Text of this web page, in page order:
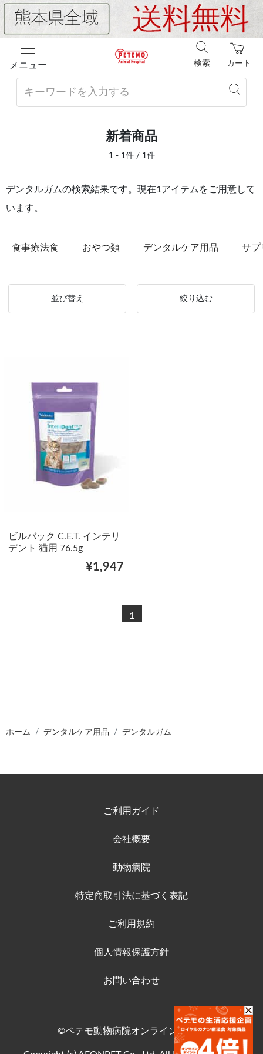
メニュー カート
検索
新着商品
1 - 1件 / 1件
デンタルガムの検索結果です。現在1アイテムをご用意して
います。
食事療法食 おやつ類 デンタルケア用品 サプ
並び替え 絞り込む
ビルバック C.E.T. インテリ
デント 猫用 76.5g
¥1,947
1
ホーム デンタルケア用品 デンタルガム
ご利用ガイド
会社概要
動物病院
特定商取引法に基づく表記
ご利用規約
個人情報保護方針
お問い合わせ
©ペテモ動物病院オンラインストア